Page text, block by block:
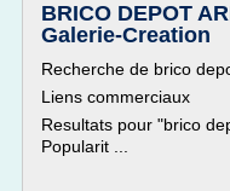
BRICO DEPOT
Galerie-Creation
Recherche de brico
Liens commerciaux
Resultats pour "brico
Popularit ...